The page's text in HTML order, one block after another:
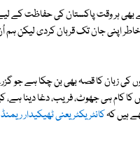
ہر وقت پاکستان کی حفاظت کے
جان تک قربان کردی لیکن ہم اُن
کی زبان کا قصہ بھی بن چکا ہے جو
کا کام ہی جھوٹ، فریب، دغا دینا
ہیں کہکانٹریکٹر یعنی ٹھیکیدار